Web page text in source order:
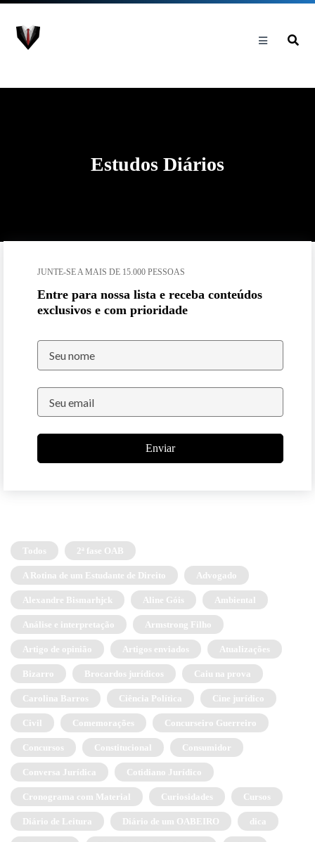
Estudos Diários
JUNTE-SE A MAIS DE 15.000 PESSOAS
Entre para nossa lista e receba conteúdos
exclusivos e com prioridade
Enviar
Todos 2ª fase OAB
A Rotina de um Estudante de Direito Advogado
Alexandre Bismarhjck Aline Góis Ambiental
Análise e interpretação Armstrong Filho
Artigo de opinião Artigos enviados Atualizações
Bizarro Brocardos jurídicos Caiu na prova
Carolina Barros Ciência Política Cine jurídico
Civil Comemorações Concurseiro Guerreiro
Concursos Constitucional Consumidor
Conversa Jurídica Cotidiano Jurídico
Cronograma com Material Curiosidades Cursos
Diário de Leitura Diário de um OABEIRO dica